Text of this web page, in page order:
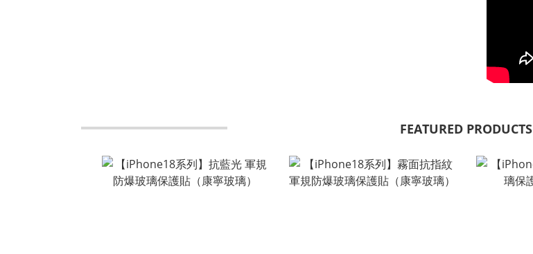
FEATURED PRODUCTS